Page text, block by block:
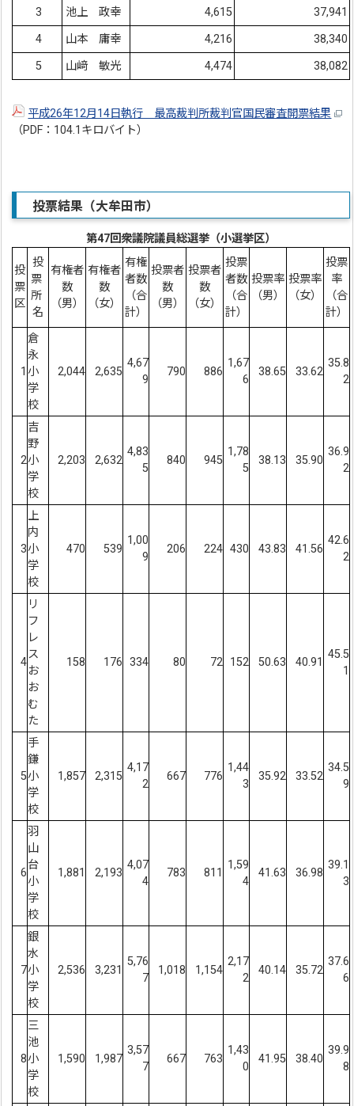
3
池上 政幸 4,615
37,941
4
山本 庸幸 4,216
38,340
5
山﨑 敏光 4,474 38,082
平成26年12月14日執行 最高裁判所裁判官国民審査開票結果
（PDF：104.1キロバイト）
投票結果（大牟田市）
第47回衆議院議員総選挙（小選挙区）
投
票
区
投
票
所
名
有権者
数
（男）
有権者
数
（女）
有権
者数
（合
計）
投票者
数
（男）
投票者
数
（女）
投票
者数
（合
計）
投票率
（男）
投票率
（女）
投票
率
（合
計）
1
倉
永
小
学
校
2,044 2,635
4,67
9
790 886
1,67
6
38.65 33.62
35.8
2
2
吉
野
小
学
校
2,203 2,632
4,83
5
840 945
1,78
5
38.13 35.90
36.9
2
3
上
内
小
学
校
470 539
1,00
9
206 224 430 43.83 41.56
42.6
2
4
リ
フ
レ
ス
お
お
む
た
158 176 334 80 72 152 50.63 40.91
45.5
1
5
手
鎌
小
学
校
1,857 2,315
4,17
2
667 776
1,44
3
35.92 33.52
34.5
9
6
羽
山
台
小
学
校
1,881 2,193
4,07
4
783 811
1,59
4
41.63 36.98
39.1
3
7
銀
水
小
学
校
2,536 3,231
5,76
7
1,018 1,154
2,17
2
40.14 35.72
37.6
6
8
三
池
小
学
校
1,590 1,987
3,57
7
667 763
1,43
0
41.95 38.40
39.9
8